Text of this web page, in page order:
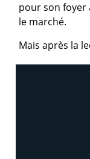
pour son foyer
le marché.
Mais après la